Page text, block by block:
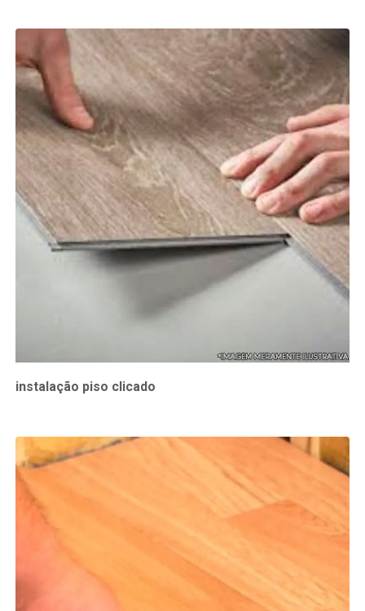
instalação piso clicado